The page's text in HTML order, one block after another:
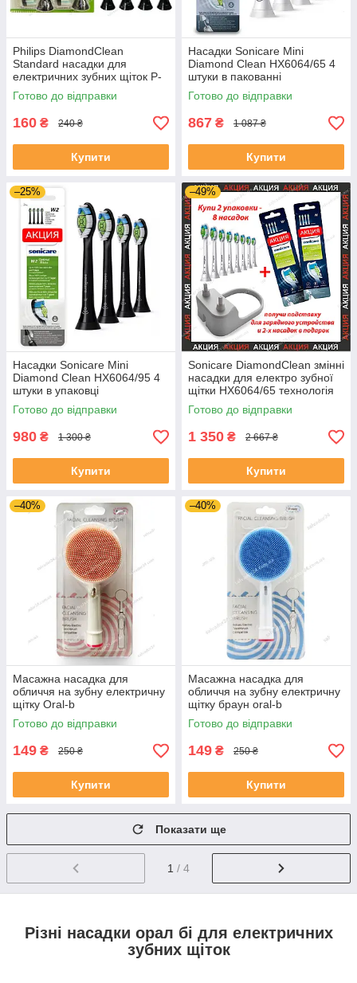
Philips DiamondClean
Standard насадки для
електричних зубних щіток P-
HX6064 4 штуки в пакованні
Готово до відправки
160 ₴ 240 ₴
Купити
Насадки Sonicare Mini
Diamond Clean HX6064/65 4
штуки в пакованні
Готово до відправки
867 ₴ 1 087 ₴
Купити
–25%
Насадки Sonicare Mini
Diamond Clean HX6064/95 4
штуки в упаковці
Готово до відправки
980 ₴ 1 300 ₴
Купити
–49%
Sonicare DiamondClean змінні
насадки для електро зубної
щітки HX6064/65 технологія
BrushSync 8 шт.
Готово до відправки
1 350 ₴ 2 667 ₴
Купити
–40%
Масажна насадка для
обличчя на зубну електричну
щітку Oral-b
Готово до відправки
149 ₴ 250 ₴
Купити
–40%
Масажна насадка для
обличчя на зубну електричну
щітку браун oral-b
Готово до відправки
149 ₴ 250 ₴
Купити
Показати ще
1 / 4
Різні насадки орал бі для електричних
зубних щіток